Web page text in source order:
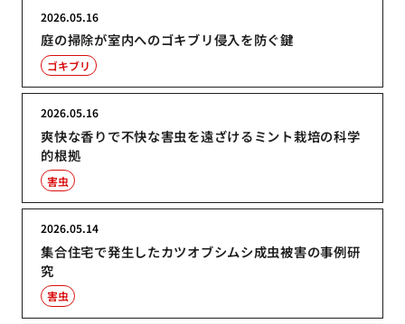
庭の掃除が室内へのゴキブリ侵入を防ぐ鍵
2026.05.16
ゴキブリ
爽快な香りで不快な害虫を遠ざけるミント栽培の科学
的根拠
2026.05.16
害虫
集合住宅で発生したカツオブシムシ成虫被害の事例研
究
2026.05.14
害虫